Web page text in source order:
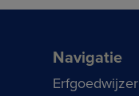
Navigatie
Erfgoedwijzer